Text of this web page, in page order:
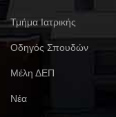
Τμήμα Ιατρικής
Οδηγός Σπουδών
Μέλη ΔΕΠ
Νέα